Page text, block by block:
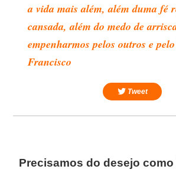
a vida mais além, além duma fé
cansada, além do medo de
empenharmos pelos outros e
Francisco
Tweet
Precisamos do desejo como